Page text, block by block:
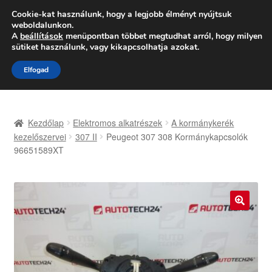
SZÁLLÍTÁS 2618 Ft-tól
Hétfő-Péntek 9:00–16:0006 80 088 054
Ugrás
a
navigációhoz
Kilépés
a
tartalomba
Adatvédelmi irányelvek
Panasz
Kezdőlap Elektromos alkatrészek
A kormánykerék
kezelőszervei
307 II
Peugeot 307 308 Kormánykapcsolók
96651589XT
Cookie-kat használunk, hogy a legjobb élményt nyújtsuk
weboldalunkon.
A beállítások menüpontban többet megtudhat arról, hogy milyen
sütiket használunk, vagy kikapcsolhatja azokat.
Elfogad